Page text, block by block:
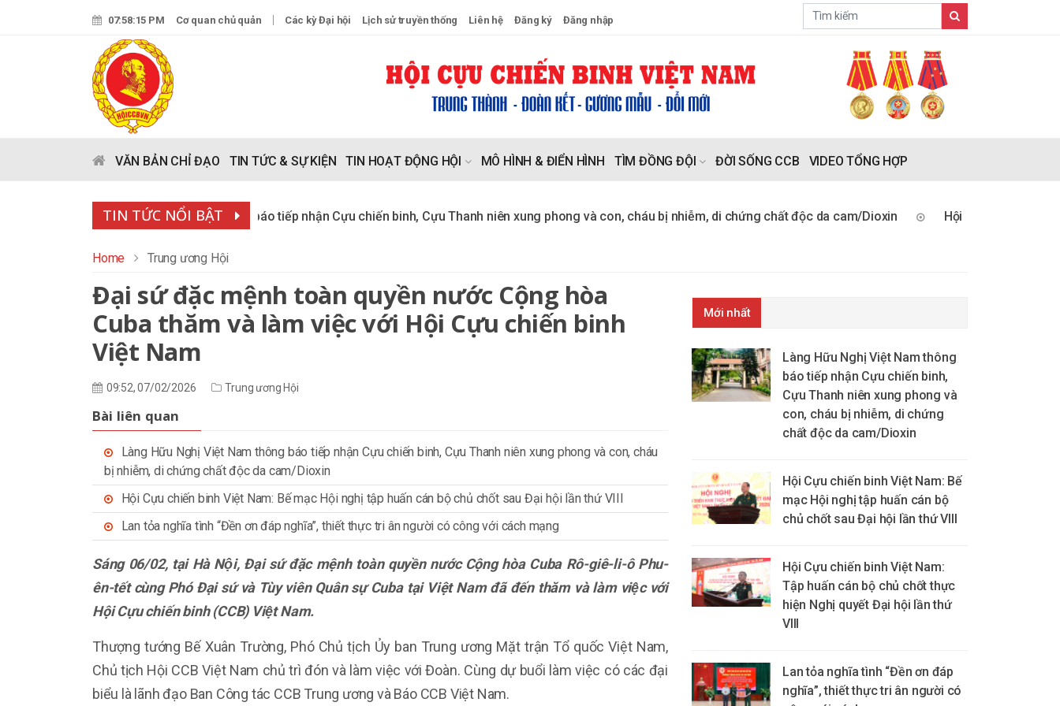
07:58:16 PM Cơ quan chủ quản Các kỳ Đại hội Lịch sử truyền thống Liên hệ Đăng ký Đăng nhập
VĂN BẢN CHỈ ĐẠO TIN TỨC & SỰ KIỆN TIN HOẠT ĐỘNG HỘI MÔ HÌNH & ĐIỂN HÌNH TÌM ĐỒNG ĐỘI ĐỜI SỐNG CCB VIDEO TỔNG HỢP
TIN TỨC NỔI BẬT
Làng Hữu Nghị Việt Nam thông báo tiếp nhận Cựu chiến binh, Cựu Thanh niên xung phong và con, cháu bị nhiễm, di chứng chất độc da cam/Dioxin Hội Cựu chiến binh Việt
Home Trung ương Hội
Đại sứ đặc mệnh toàn quyền nước Cộng hòa
Cuba thăm và làm việc với Hội Cựu chiến binh
Việt Nam
09:52, 07/02/2026 Trung ương Hội
Bài liên quan
Làng Hữu Nghị Việt Nam thông báo tiếp nhận Cựu chiến binh, Cựu Thanh niên xung phong và con, cháu
bị nhiễm, di chứng chất độc da cam/Dioxin
Hội Cựu chiến binh Việt Nam: Bế mạc Hội nghị tập huấn cán bộ chủ chốt sau Đại hội lần thứ VIII
Lan tỏa nghĩa tình “Đền ơn đáp nghĩa”, thiết thực tri ân người có công với cách mạng
Sáng 06/02, tại Hà Nội, Đại sứ đặc mệnh toàn quyền nước Cộng hòa Cuba Rô-giê-li-ô Phu-
ên-tết cùng Phó Đại sứ và Tùy viên Quân sự Cuba tại Việt Nam đã đến thăm và làm việc với
Hội Cựu chiến binh (CCB) Việt Nam.
Thượng tướng Bế Xuân Trường, Phó Chủ tịch Ủy ban Trung ương Mặt trận Tổ quốc Việt Nam,
Chủ tịch Hội CCB Việt Nam chủ trì đón và làm việc với Đoàn. Cùng dự buổi làm việc có các đại
biểu là lãnh đạo Ban Công tác CCB Trung ương và Báo CCB Việt Nam.
Mới nhất
Làng Hữu Nghị Việt Nam thông
báo tiếp nhận Cựu chiến binh,
Cựu Thanh niên xung phong và
con, cháu bị nhiễm, di chứng
chất độc da cam/Dioxin
Hội Cựu chiến binh Việt Nam: Bế
mạc Hội nghị tập huấn cán bộ
chủ chốt sau Đại hội lần thứ VIII
Hội Cựu chiến binh Việt Nam:
Tập huấn cán bộ chủ chốt thực
hiện Nghị quyết Đại hội lần thứ
VIII
Lan tỏa nghĩa tình “Đền ơn đáp
nghĩa”, thiết thực tri ân người có